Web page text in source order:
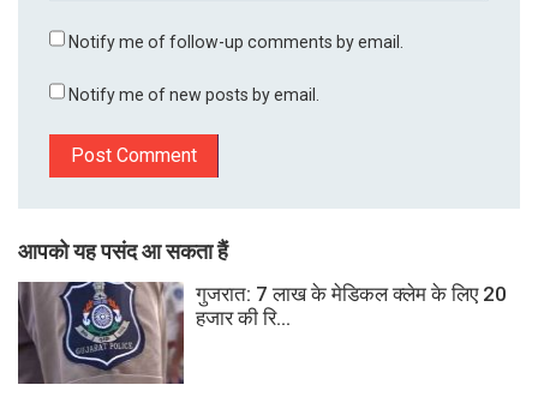
Notify me of follow-up comments by email.
Notify me of new posts by email.
आपको यह पसंद आ सकता हैं
गुजरात: 7 लाख के मेडिकल क्लेम के लिए 20
हजार की रि...